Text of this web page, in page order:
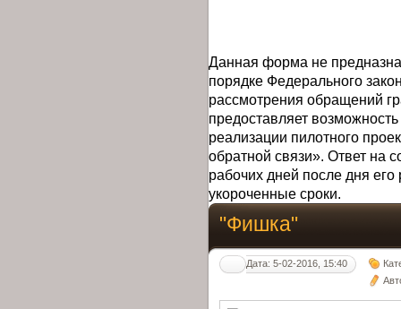
Данная форма не
порядке Федерального
рассмотрения обращений
предоставляет
реализации пилотного
обратной связи». Ответ на
рабочих дней после дня
укороченные сроки.
"Фишка"
Дата: 5-02-2016, 15:40